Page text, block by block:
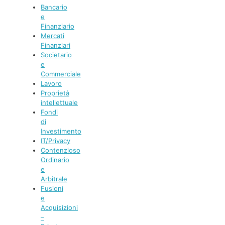
Bancario
e
Finanziario
Mercati
Finanziari
Societario
e
Commerciale
Lavoro
Proprietà
intellettuale
Fondi
di
Investimento
IT/Privacy
Contenzioso
Ordinario
e
Arbitrale
Fusioni
e
Acquisizioni
–